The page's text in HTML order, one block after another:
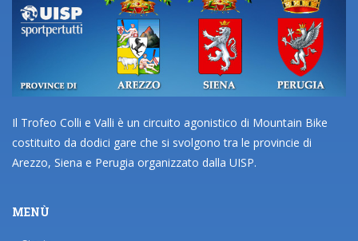
Il Trofeo Colli e Valli è un circuito agonistico di Mountain Bike
costituito da dodici gare che si svolgono tra le provincie di
Arezzo, Siena e Perugia organizzato dalla UISP.
MENÙ